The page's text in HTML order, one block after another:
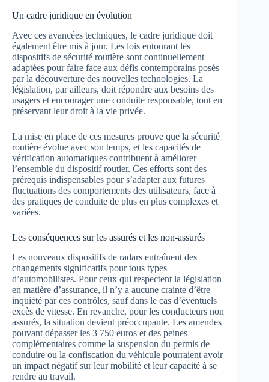
Un cadre juridique en évolution
Avec ces avancées techniques, le cadre juridique doit
également être mis à jour. Les lois entourant les
dispositifs de sécurité routière sont continuellement
adaptées pour faire face aux défis contemporains posés
par la découverture des nouvelles technologies. La
législation, par ailleurs, doit répondre aux besoins des
usagers et encourager une conduite responsable, tout en
préservant leur droit à la vie privée.
La mise en place de ces mesures prouve que la sécurité
routière évolue avec son temps, et les capacités de
vérification automatiques contribuent à améliorer
l’ensemble du dispositif routier. Ces efforts sont des
prérequis indispensables pour s’adapter aux futures
fluctuations des comportements des utilisateurs, face à
des pratiques de conduite de plus en plus complexes et
variées.
Les conséquences sur les assurés et les non-assurés
Les nouveaux dispositifs de radars entraînent des
changements significatifs pour tous types
d’automobilistes. Pour ceux qui respectent la législation
en matière d’assurance, il n’y a aucune crainte d’être
inquiété par ces contrôles, sauf dans le cas d’éventuels
excès de vitesse. En revanche, pour les conducteurs non
assurés, la situation devient préoccupante. Les amendes
pouvant dépasser les 3 750 euros et des peines
complémentaires comme la suspension du permis de
conduire ou la confiscation du véhicule pourraient avoir
un impact négatif sur leur mobilité et leur capacité à se
rendre au travail.